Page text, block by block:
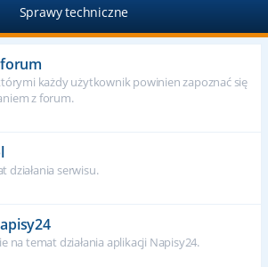
Sprawy techniczne
każdy użytkownik powinien zapoznać się
z forum.
działania serwisu.
na temat działania aplikacji Napisy24.